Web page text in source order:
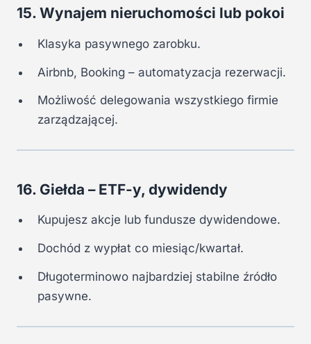
15. Wynajem nieruchomości lub pokoi
Klasyka pasywnego zarobku.
Airbnb, Booking – automatyzacja rezerwacji.
Możliwość delegowania wszystkiego firmie
zarządzającej.
16. Giełda – ETF-y, dywidendy
Kupujesz akcje lub fundusze dywidendowe.
Dochód z wypłat co miesiąc/kwartał.
Długoterminowo najbardziej stabilne źródło
pasywne.